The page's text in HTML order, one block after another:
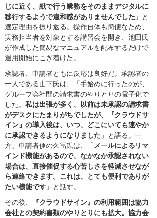
じに近く、紙で行う業務をそのままデジタルに
移行するようで違和感がありませんでした 」と
選定理由を振り返る。操作自体も簡便なため、
実務担当者を対象とする講習会を開き、池田氏
が作成した簡易なマニュアルを配布するだけで
運用開始にこぎ着けた。
承認者、申請者ともに反応は良好だ。承認者の
一人である山下氏は、「手始めに行ったのが、
グループ会社間の請求書のやりとりの電子化で
した。 私は出張が多く、以前は未承認の請求書
がデスクにたまりがちでしたが、『クラウドサ
イン』の導入後は、いつ、どこにいても速やか
に承認できるようになりました 」と語る。一
方、申請者側の久冨氏は、「 メールによるリマ
インド機能があるので、なかなか承認されない
場合は、直接催促する心苦しさを軽減させなが
ら連絡できます。これは、とても便利でありが
たい機能です 」と話す。
その後、
『クラウドサイン』の利用範囲は協力
会社との契約書類のやりとりにも拡大。協力会